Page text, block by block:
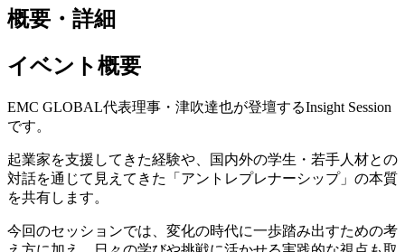
概要・詳細
イベント概要
EMC GLOBAL代表理事・津吹達也が登壇するInsight Session
です。
起業家を支援してきた経験や、国内外の学生・若手人材との
対話を通じて見えてきた「アントレプレナーシップ」の本質
を共有します。
今回のセッションでは、変化の時代に一歩踏み出すための考